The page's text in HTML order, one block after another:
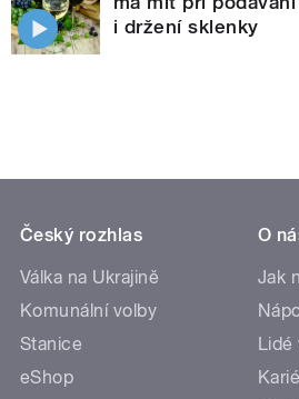
i držení sklenky
Český rozhlas
Válka na Ukrajině
Komunální volby
Stanice
eShop
O
Jak
Lidé